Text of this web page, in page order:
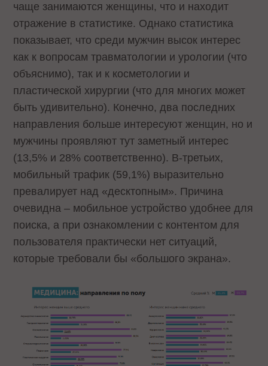
чаще занимаются женщины, что и находит
отражение в статистике. Однако статистика
показывает, что среди мужчин высок интерес
как к вопросам травматологии и урологии (что
объяснимо), так и к косметологии и
пластической хирургии (что для многих может
быть удивительно). Конечно, два последних
направления больше интересуют женщин, но и
мужчины проявляют тут заметный интерес
(13,5% и 28% соответственно). В-третьих,
мобильный трафик (59,1%) выразительно
превалирует над «десктопным». Причина
очевидна – мобильное устройство удобнее для
поиска, а при ознакомлении с контентом для
пользователя практически нет ситуаций,
которые требовали бы «большого экрана».